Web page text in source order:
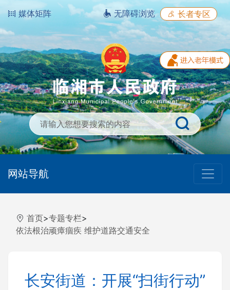
媒体矩阵 无障碍浏览 长者专区
网站导航
首页>专题专栏>
依法根治顽瘴痼疾 维护道路交通安全
长安街道：开展“扫街行动”